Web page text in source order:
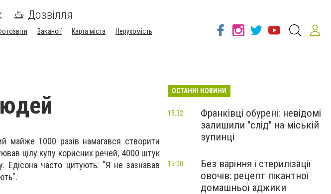
Дозвілля
Вакансії Карта міста
Нерухомість
майже 1000 разів намагався створити
цілу купу корисних речей, 4000 штук
Едісона часто цитують: "Я не зазнавав
ОСТАННІ НОВИНИ
Франківці обурені: невідомі
залишили "слід" на міській
зупинці
15:32
Без варіння і стерилізації
овочів: рецепт пікантної
домашньої аджики
15:00